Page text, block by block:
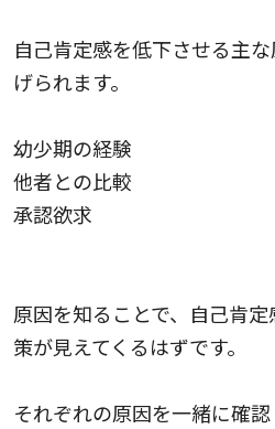
自己肯定感を低下させる主
げられます。
幼少期の経験
他者との比較
承認欲求
原因を知ることで、自己肯
策が見えてくるはずです。
それぞれの原因を一緒に確認